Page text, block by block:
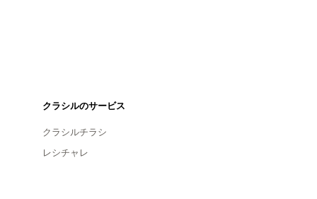
クラシルのサービス
クラシルチラシ
レシチャレ